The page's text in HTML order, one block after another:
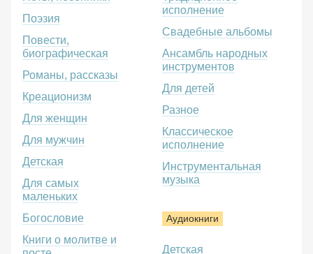
Поэзия
Повести,
биографическая
Романы, рассказы
Креационизм
Для женщин
Для мужчин
Детская
Для самых
маленьких
Богословие
Книги о молитве и
исполнение
Свадебные альбомы
Ансамбль народных
инструментов
Для детей
Разное
Классическое
исполнение
Инструментальная
музыка
Аудиокниги
Детская